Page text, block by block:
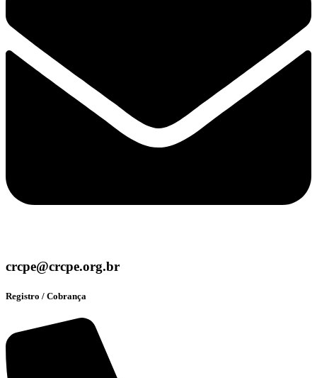
crcpe@crcpe.org.br
Registro / Cobrança